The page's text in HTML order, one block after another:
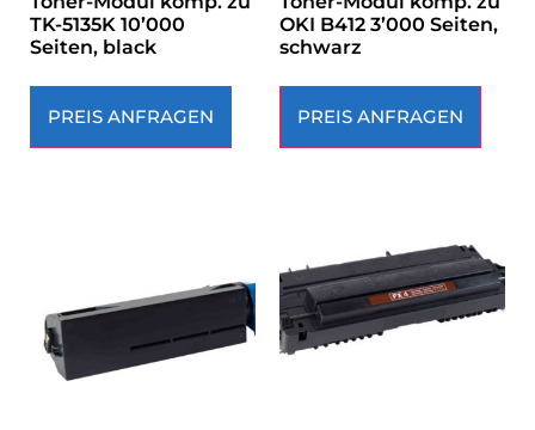
TK-5135K 10’000
Seiten, black
PREIS ANFRAGEN
OKI B412 3’000 Seiten,
schwarz
PREIS ANFRAGEN